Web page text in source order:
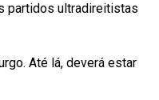
partidos ultradireitistas
Até lá, deverá estar